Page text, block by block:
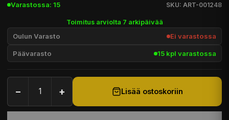
Varastossa: 15 SKU: ART-001248
Toimitus arviolta 7 arkipäivää
Oulun Varasto Ei varastossa
Päävarasto 15 kpl varastossa
− + Lisää ostoskoriin